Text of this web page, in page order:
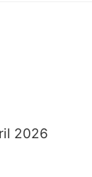
2026